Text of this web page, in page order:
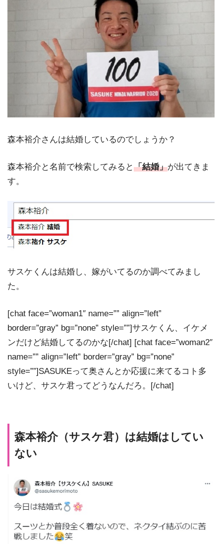
森本裕介さんは結婚しているのでしょうか？
森本裕介と名前で検索してみると「結婚」が出てきま
す。
サスケくんは結婚し、嫁がいてるのか調べてみまし
た。
[chat face=”woman1″ name=”” align=”left”
border=”gray” bg=”none” style=””]サスケくん、イケメ
ンだけど結婚してるのかな[/chat] [chat face=”woman2″
name=”” align=”left” border=”gray” bg=”none”
style=””]SASUKEって奥さんとか応援に来てるコト多
いけど、サスケ君ってどうなんだろ。[/chat]
森本裕介（サスケ君）は結婚はしてい
ない